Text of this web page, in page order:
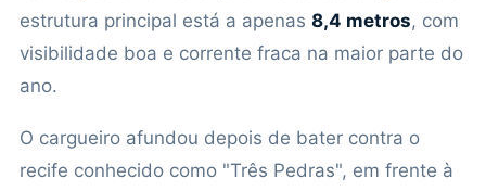
estrutura principal está a apenas 8,4 metros, com
visibilidade boa e corrente fraca na maior parte do
ano.
O cargueiro afundou depois de bater contra o
recife conhecido como "Três Pedras", em frente à